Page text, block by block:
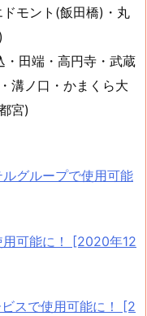
ドモント(飯田橋)・丸
・田端・高円寺・武蔵
溝ノ口・かまくら大
宮)
グループで使用可能
可能に！ [2020年12
スで使用可能に！ [2